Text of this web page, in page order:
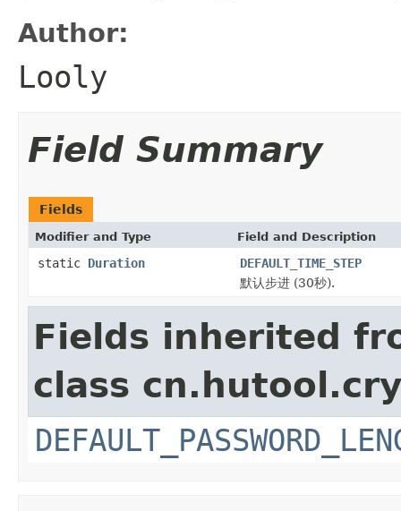
Author:
Looly
Field Summary
Fields
Modifier and Type Field and Description
static Duration
DEFAULT_TIME_STEP
默认步进 (30秒).
Fields inherited
class